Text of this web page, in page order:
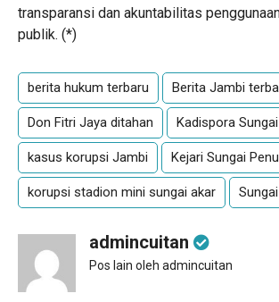
transparansi dan akuntabilitas
publik. (*)
berita hukum terbaru Berita Jambi
Don Fitri Jaya ditahan Kadispora
kasus korupsi Jambi Kejari Sungai
korupsi stadion mini sungai akar
admincuitan
Pos lain oleh admincuitan